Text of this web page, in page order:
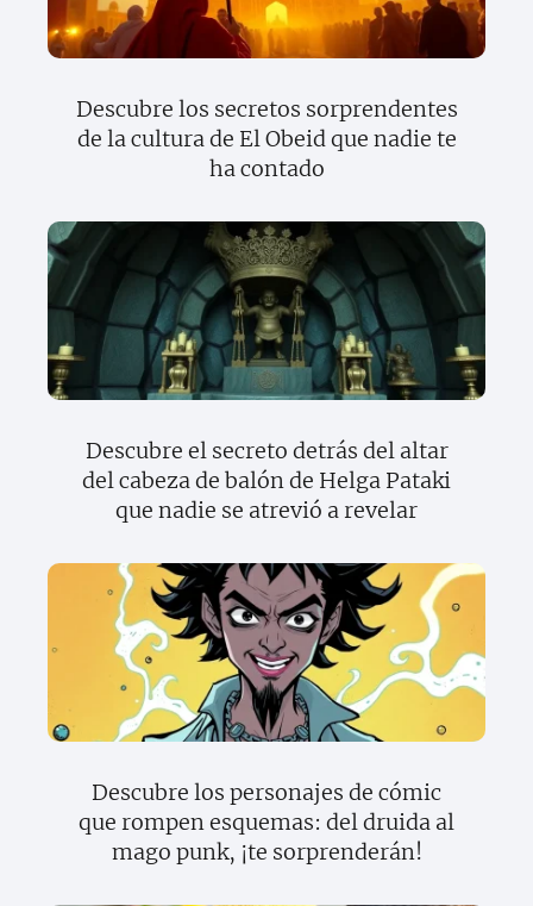
Descubre los secretos sorprendentes
de la cultura de El Obeid que nadie te
ha contado
Descubre el secreto detrás del altar
del cabeza de balón de Helga Pataki
que nadie se atrevió a revelar
Descubre los personajes de cómic
que rompen esquemas: del druida al
mago punk, ¡te sorprenderán!